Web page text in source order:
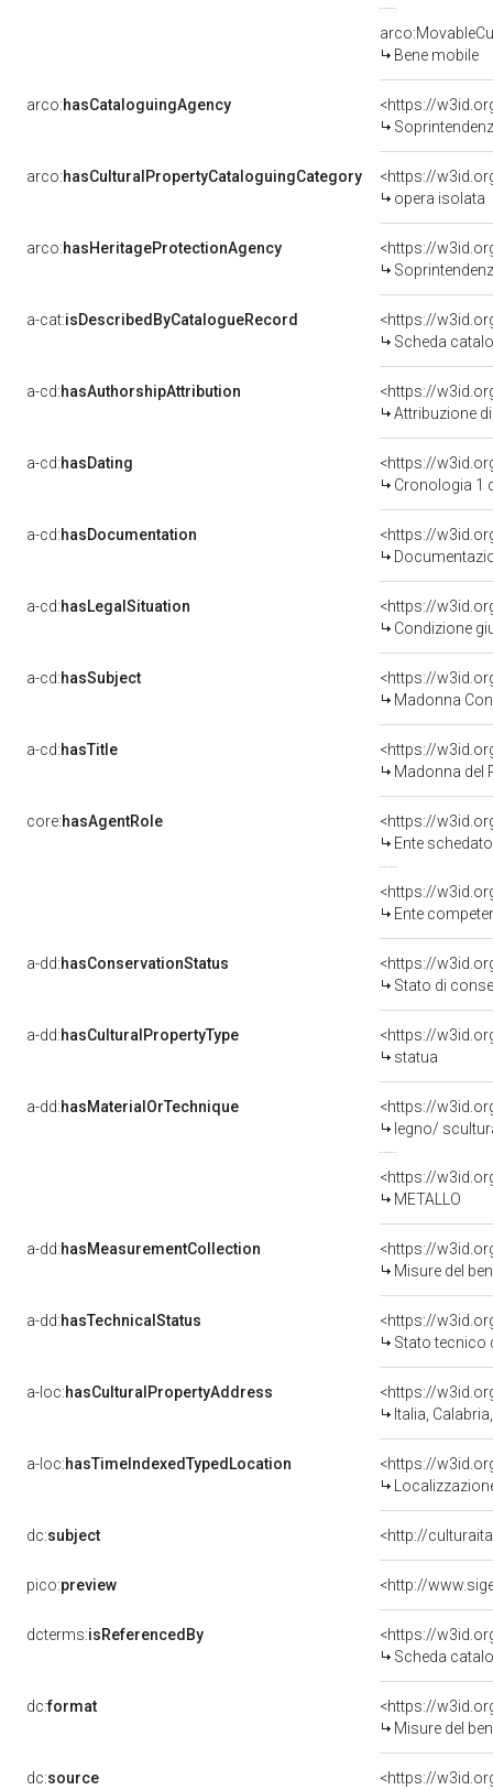
Bene mobile
arco:hasCataloguingAgency
<https://
arco:hasCulturalPropertyCataloguingCategory
<https://
opera isolata
arco:hasHeritageProtectionAgency
<https://
a-cat:isDescribedByCatalogueRecord
<https://
Scheda
a-cd:hasAuthorshipAttribution
Attribuzione
a-cd:hasDating
<https://
Cronologia 1
a-cd:hasDocumentation
a-cd:hasLegalSituation
Condizione
a-cd:hasSubject
<https://
Madonna
a-cd:hasTitle
<https://
Madonna del
core:hasAgentRole
<https://
Ente schedatore
<https://
Ente competente
a-dd:hasConservationStatus
<https://
Stato di
a-dd:hasCulturalPropertyType
<https://
statua
a-dd:hasMaterialOrTechnique
<https://
legno/
<https://
METALLO
a-dd:hasMeasurementCollection
<https://
Misure del
a-dd:hasTechnicalStatus
<https://
Stato tecnico
a-loc:hasCulturalPropertyAddress
<https://
Italia,
a-loc:hasTimeIndexedTypedLocation
<https://
dc:subject <http://
pico:preview
dcterms:isReferencedBy
<https://
Scheda
dc:format
<https://
Misure del
dc:source
<https://